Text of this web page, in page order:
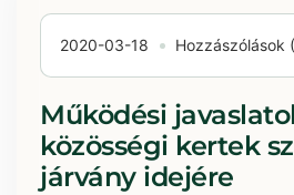
2020-03-18 Hozzászólások
Működési
közösségi kertek
járvány idejére